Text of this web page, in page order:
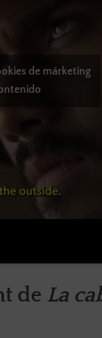
de márketing
de La